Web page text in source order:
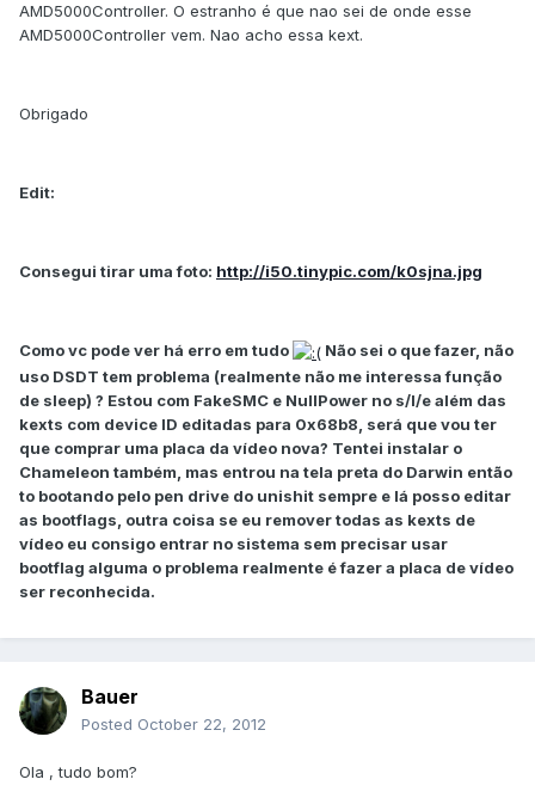
AMD5000Controller. O estranho é que nao sei de onde esse
AMD5000Controller vem. Nao acho essa kext.
Obrigado
Edit:
Consegui tirar uma foto: http://i50.tinypic.com/k0sjna.jpg
Como vc pode ver há erro em tudo
Não sei o que fazer, não
uso DSDT tem problema (realmente não me interessa função
de sleep) ? Estou com FakeSMC e NullPower no s/l/e além das
kexts com device ID editadas para 0x68b8, será que vou ter
que comprar uma placa da vídeo nova? Tentei instalar o
Chameleon também, mas entrou na tela preta do Darwin então
to bootando pelo pen drive do unishit sempre e lá posso editar
as bootflags, outra coisa se eu remover todas as kexts de
vídeo eu consigo entrar no sistema sem precisar usar
bootflag alguma o problema realmente é fazer a placa de vídeo
ser reconhecida.
Bauer
Posted October 22, 2012
Ola , tudo bom?